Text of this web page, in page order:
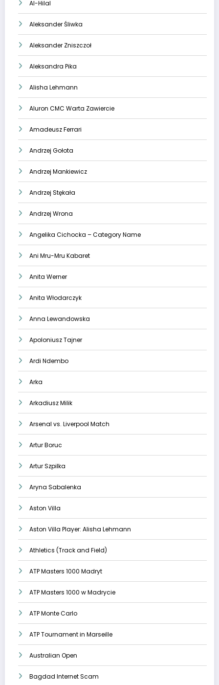
Al-Hilal
Aleksander Śliwka
Aleksander Zniszczoł
Aleksandra Pika
Alisha Lehmann
Aluron CMC Warta Zawiercie
Amadeusz Ferrari
Andrzej Gołota
Andrzej Mankiewicz
Andrzej Stękała
Andrzej Wrona
Angelika Cichocka – Category Name
Ani Mru-Mru Kabaret
Anita Werner
Anita Włodarczyk
Anna Lewandowska
Apoloniusz Tajner
Ardi Ndembo
Arka
Arkadiusz Milik
Arsenal vs. Liverpool Match
Artur Boruc
Artur Szpilka
Aryna Sabalenka
Aston Villa
Aston Villa Player: Alisha Lehmann
Athletics (Track and Field)
ATP Masters 1000 Madryt
ATP Masters 1000 w Madrycie
ATP Monte Carlo
ATP Tournament in Marseille
Australian Open
Bagdad Internet Scam